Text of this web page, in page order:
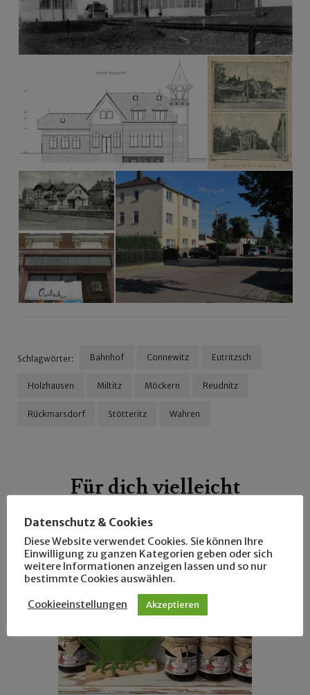
Schlagwörter: Bahnhof Connewitz Eutritzsch
Holzhausen Miltitz Möckern Reudnitz
Rückmarsdorf Stötteritz Wahren
Für dich vielleicht
ebenfalls interessant …
Datenschutz & Cookies
Diese Website verwendet Cookies. Sie können Ihre
Einwilligung zu ganzen Kategorien geben oder sich
weitere Informationen anzeigen lassen und so nur
bestimmte Cookies auswählen.
Cookieeinstellungen Akzeptieren